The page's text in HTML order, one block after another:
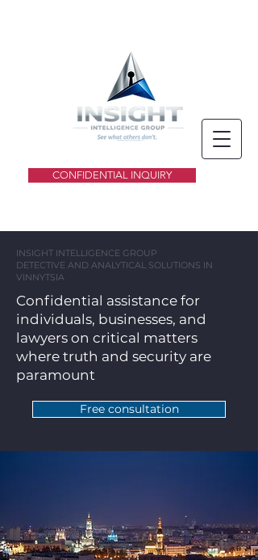
CONFIDENTIAL INQUIRY
INSIGHT INTELLIGENCE GROUP
DETECTIVE AND ANALYTICAL SOLUTIONS IN
VINNYTSIA
Confidential assistance for
individuals, businesses, and
lawyers on critical matters
where truth and security are
paramount
Free consultation